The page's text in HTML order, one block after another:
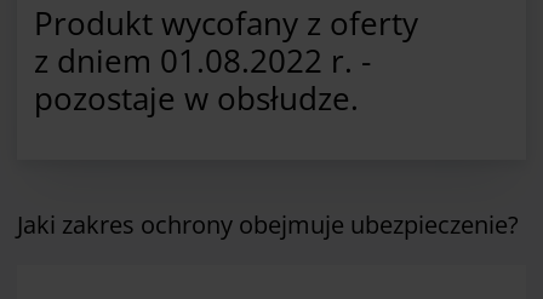
Produkt wycofany z oferty
z dniem 01.08.2022 r. -
pozostaje w obsłudze.
Jaki zakres ochrony obejmuje ubezpieczenie?